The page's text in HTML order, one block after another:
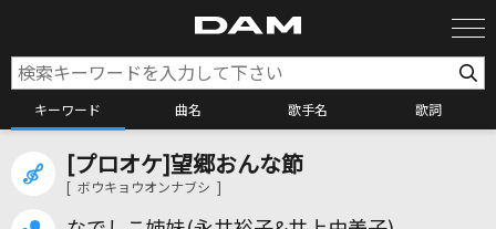
キーワード 曲名 歌手名 歌詞
カラオケ検索
[プロオケ]望郷おんな節
[ ボウキョウオンナブシ ]